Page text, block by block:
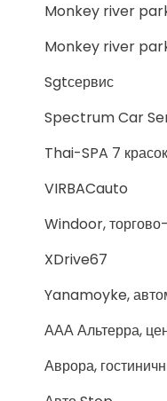
Monkey river
Monkey river
Sgtсервис
Spectrum Car
Thai-SPA 7
VIRBACauto
Windoor,
XDrive67
Yanamoyke,
ААА Альтерра,
Аврора,